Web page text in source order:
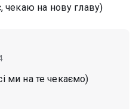
чекаю на нову главу)
ми на те чекаємо)